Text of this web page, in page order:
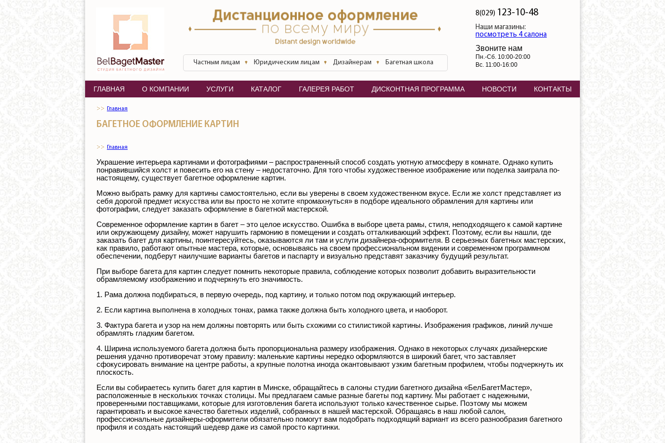
БелБагетМастер
Частным лицам Юридическим лицам Дизайнерам Багетная школа
8(029) 123-10-48
Наши магазины:
посмотреть 4 салона
Звоните нам
Пн.-Сб. 10:00-20:00
Вс. 11:00-16:00
ГЛАВНАЯ О КОМПАНИИ УСЛУГИ КАТАЛОГ ГАЛЕРЕЯ РАБОТ ДИСКОНТНАЯ ПРОГРАММА НОВОСТИ КОНТАКТЫ
Главная
БАГЕТНОЕ ОФОРМЛЕНИЕ КАРТИН
Главная
Украшение интерьера картинами и фотографиями – распространенный способ создать уютную атмосферу в комнате. Однако купить
понравившийся холст и повесить его на стену – недостаточно. Для того чтобы художественное изображение или поделка заиграла по-
настоящему, существует багетное оформление картин.
Можно выбрать рамку для картины самостоятельно, если вы уверены в своем художественном вкусе. Если же холст представляет из
себя дорогой предмет искусства или вы просто не хотите «промахнуться» в подборе идеального обрамления для картины или
фотографии, следует заказать оформление в багетной мастерской.
Современное оформление картин в багет – это целое искусство. Ошибка в выборе цвета рамы, стиля, неподходящего к самой картине
или окружающему дизайну, может нарушить гармонию в помещении и создать отталкивающий эффект. Поэтому, если вы нашли, где
заказать багет для картины, поинтересуйтесь, оказываются ли там и услуги дизайнера-оформителя. В серьезных багетных мастерских,
как правило, работают опытные мастера, которые, основываясь на своем профессиональном видении и современном программном
обеспечении, подберут наилучшие варианты багетов и паспарту и визуально представят заказчику будущий результат.
При выборе багета для картин следует помнить некоторые правила, соблюдение которых позволит добавить выразительности
обрамляемому изображению и подчеркнуть его значимость.
1. Рама должна подбираться, в первую очередь, под картину, и только потом под окружающий интерьер.
2. Если картина выполнена в холодных тонах, рамка также должна быть холодного цвета, и наоборот.
3. Фактура багета и узор на нем должны повторять или быть схожими со стилистикой картины. Изображения графиков, линий лучше
обрамлять гладким багетом.
4. Ширина используемого багета должна быть пропорциональна размеру изображения. Однако в некоторых случаях дизайнерские
решения удачно противоречат этому правилу: маленькие картины нередко оформляются в широкий багет, что заставляет
сфокусировать внимание на центре работы, а крупные полотна иногда окантовывают узким багетным профилем, чтобы подчеркнуть их
плоскость.
Если вы собираетесь купить багет для картин в Минске, обращайтесь в салоны студии багетного дизайна «БелБагетМастер»,
расположенные в нескольких точках столицы. Мы предлагаем самые разные багеты под картину. Мы работает с надежными,
проверенными поставщиками, которые для изготовления багета используют только качественное сырье. Поэтому мы можем
гарантировать и высокое качество багетных изделий, собранных в нашей мастерской. Обращаясь в наш любой салон,
профессиональные дизайнеры-оформители обязательно помогут вам подобрать подходящий вариант из всего разнообразия багетного
профиля и создать настоящий шедевр даже из самой просто картинки.